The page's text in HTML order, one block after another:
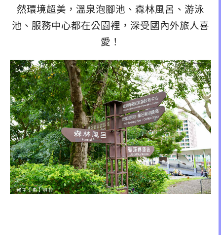
然環境超美，溫泉泡腳池、森林風呂、游泳
池、服務中心都在公園裡，深受國內外旅人喜
愛！